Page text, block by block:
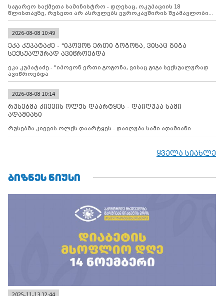
საგარეო საქმეთა სამინისტრო - დღესაც, ოკუპაციის 18
წლისთავზე, რუსეთი არ ასრულებს ევროკავშირის შუამავლობით
დადებულ 2008 წლის 12 აგვისტოს ცეცხლის შეწყვეტის
კონტროლს ოკუპირებულ რეგიონებში, აგრძელებს მათი
მილიტარიზაციის პროცესს და აქტიურად დგამს ნაბიჯებს მათი
ფაქტობრივი ანექსიისკენ
2026-08-08 10:49
ეკა კუპატაძე - "იპოვონ ერთი გოგონა, ვისაც გიგა
სექსუალურად ავიწროებდა
ეკა კუპატაძე - "იპოვონ ერთი გოგონა, ვისაც გიგა სექსუალურად
ავიწროებდა
2026-08-08 10:14
რუსებმა კიევის ოლქს დაარტყეს - დაიღუპა სამი
ადამიანი
რუსებმა კიევის ოლქს დაარტყეს - დაიღუპა სამი ადამიანი
ყველა სიახლე
ᲑᲘᲖᲜᲔᲡ ᲜᲘᲣᲡᲘ